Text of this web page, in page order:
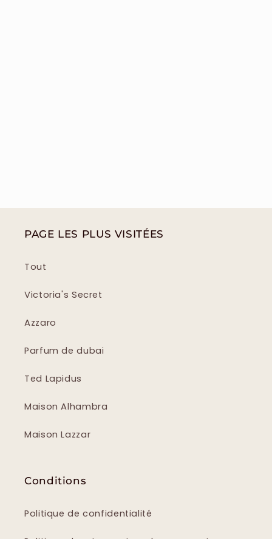
PAGE LES PLUS VISITÉES
Tout
Victoria's Secret
Azzaro
Parfum de dubai
Ted Lapidus
Maison Alhambra
Maison Lazzar
Conditions
Politique de confidentialité